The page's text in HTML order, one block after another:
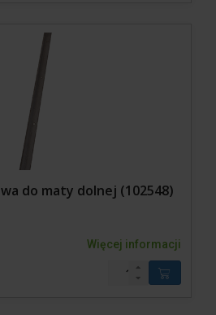
do maty dolnej (102548)
Więcej informacji